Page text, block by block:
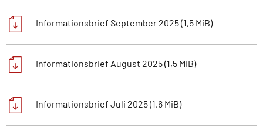
Informationsbrief September 2025(1,5 MiB)
Informationsbrief August 2025(1,5 MiB)
Informationsbrief Juli 2025(1,6 MiB)